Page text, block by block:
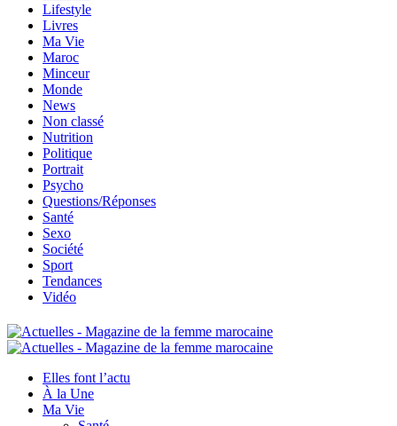
Lifestyle
Livres
Ma Vie
Maroc
Minceur
Monde
News
Non classé
Nutrition
Politique
Portrait
Psycho
Questions/Réponses
Santé
Sexo
Société
Sport
Tendances
Vidéo
Elles font l’actu
À la Une
Ma Vie